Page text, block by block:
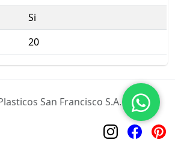
Si
20
San Francisco S.A.